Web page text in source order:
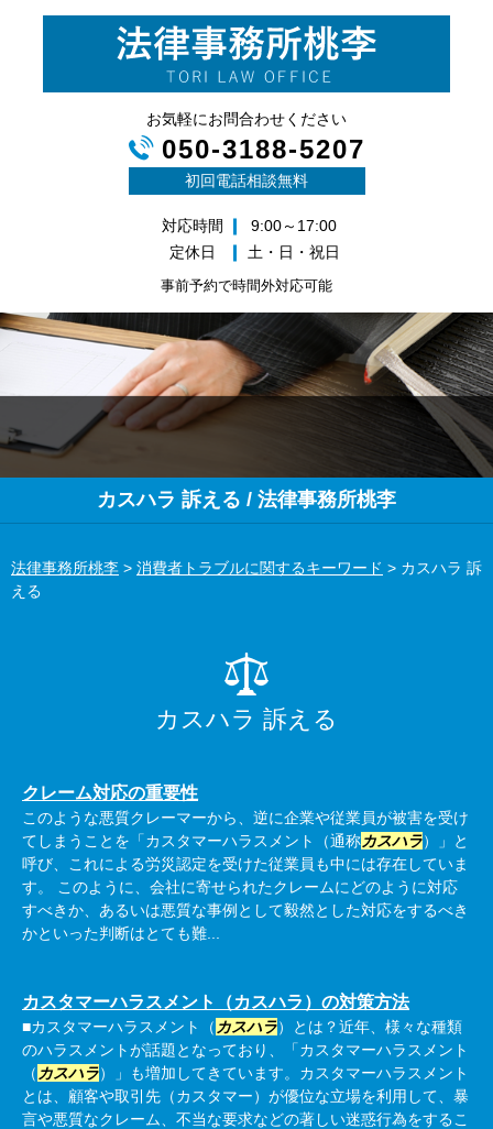
お気軽にお問合わせください
050-3188-5207
初回電話相談無料
対応時間
9:00～17:00
定休日
土・日・祝日
事前予約で時間外対応可能
カスハラ 訴える / 法律事務所桃李
法律事務所桃李 > 消費者トラブルに関するキーワード > カスハラ 訴
える
カスハラ 訴える
クレーム対応の重要性
このような悪質クレーマーから、逆に企業や従業員が被害を受け
てしまうことを「カスタマーハラスメント（通称カスハラ）」と
呼び、これによる労災認定を受けた従業員も中には存在していま
す。 このように、会社に寄せられたクレームにどのように対応
すべきか、あるいは悪質な事例として毅然とした対応をするべき
かといった判断はとても難...
カスタマーハラスメント（カスハラ）の対策方法
■カスタマーハラスメント（ カスハラ）とは？近年、様々な種類
のハラスメントが話題となっており、「カスタマーハラスメント
（ カスハラ）」も増加してきています。カスタマーハラスメント
とは、顧客や取引先（カスタマー）が優位な立場を利用して、暴
言や悪質なクレーム、不当な要求などの著しい迷惑行為をするこ